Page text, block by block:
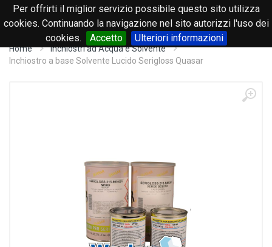
Per offrirti il miglior servizio possibile questo sito utilizza
cookies. Continuando la navigazione nel sito autorizzi l'uso dei
cookies.
Accetto Ulteriori informazioni
0
Home
Inchiostri ad Acqua e Solvente
Inchiostro a base Solvente Lucido Serigloss Quasar